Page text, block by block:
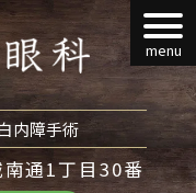
内障手術
通1丁目30番
menu